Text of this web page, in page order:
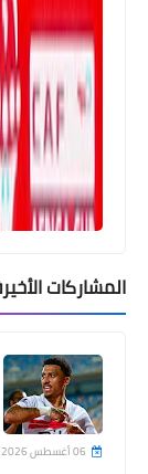
تغيير
الجيش
المشاركات
06 أغسطس 2026